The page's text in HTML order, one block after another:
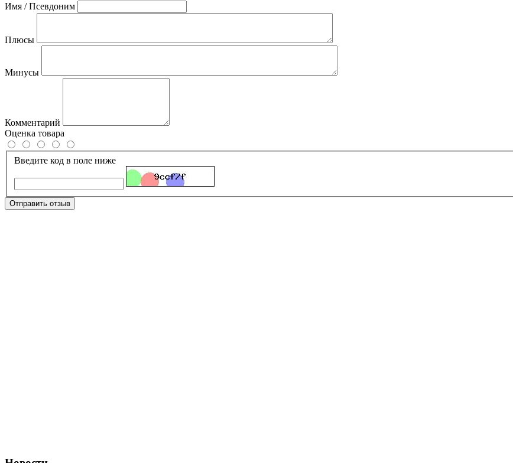
Имя / Псевдоним
Плюсы
Минусы
Комментарий
Оценка товара
Введите код в поле ниже
Отправить отзыв